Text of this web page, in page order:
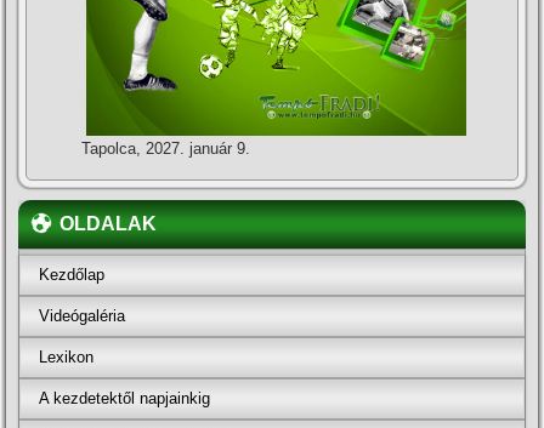
Tapolca, 2027. január 9.
OLDALAK
Kezdőlap
Videógaléria
Lexikon
A kezdetektől napjainkig